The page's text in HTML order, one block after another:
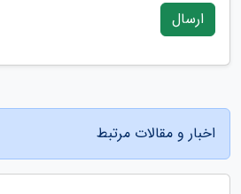
ارسال
اخبار و مقالات مرتبط